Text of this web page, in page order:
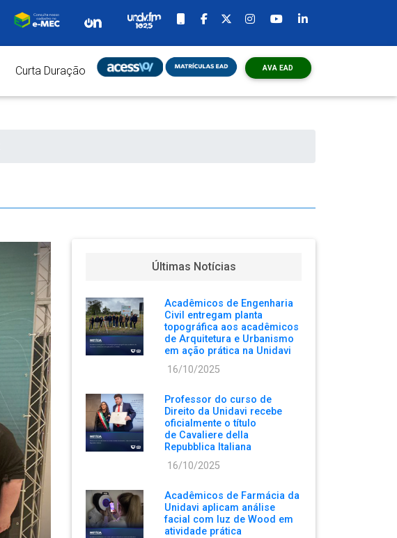
Curta Duração AVA EAD
Últimas Notícias
Acadêmicos de Engenharia
Civil entregam planta
topográfica aos acadêmicos
de Arquitetura e Urbanismo
em ação prática na Unidavi
16/10/2025
Professor do curso de
Direito da Unidavi recebe
oficialmente o título
de Cavaliere della
Repubblica Italiana
16/10/2025
Acadêmicos de Farmácia da
Unidavi aplicam análise
facial com luz de Wood em
atividade prática